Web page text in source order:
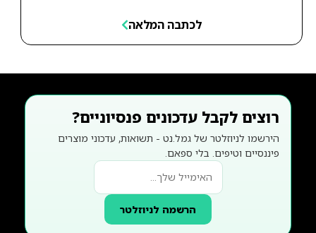
לכתבה המלאה
רוצים לקבל עדכונים פנסיוניים?
הירשמו לניוזלטר של גמל.נט - תשואות, עדכוני מוצרים
פיננסיים וטיפים. בלי ספאם.
הרשמה לניוזלטר